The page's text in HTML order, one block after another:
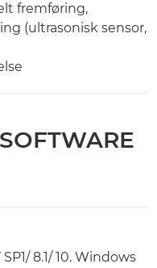
fremføring,
(ultrasonisk sensor,
8.1/ 10. Windows